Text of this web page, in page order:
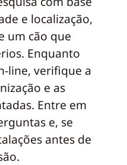
e localização,
um cão que
Enquanto
line, verifique a
e as
Entre em
e, se
antes de